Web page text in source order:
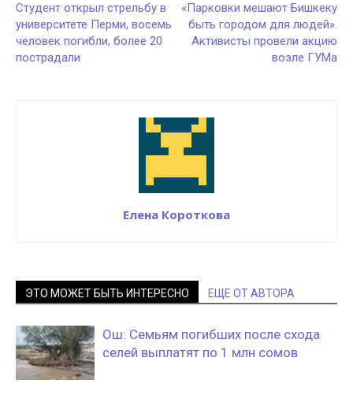
Студент открыл стрельбу в
университете Перми, восемь
человек погибли, более 20
пострадали
«Парковки мешают Бишкеку
быть городом для людей».
Активисты провели акцию
возле ГУМа
Елена Короткова
ЭТО МОЖЕТ БЫТЬ ИНТЕРЕСНО ЕЩЕ ОТ АВТОРА
Ош: Семьям погибших после схода
селей выплатят по 1 млн сомов